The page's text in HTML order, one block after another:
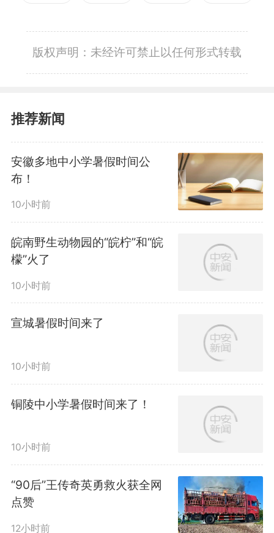
版权声明：未经许可禁止以任何形式转载
推荐新闻
安徽多地中小学暑假时间公
布！
10小时前
皖南野生动物园的“皖柠”和“皖
檬”火了
10小时前
宣城暑假时间来了
10小时前
铜陵中小学暑假时间来了！
10小时前
“90后”王传奇英勇救火获全网
点赞
12小时前